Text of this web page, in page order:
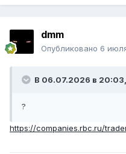
dmm
Опубликовано 6
В 06.07.2026 в 20:03,
?
https://companies.rbc.ru/